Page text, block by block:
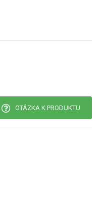
OTÁZKA K PRODUKTU